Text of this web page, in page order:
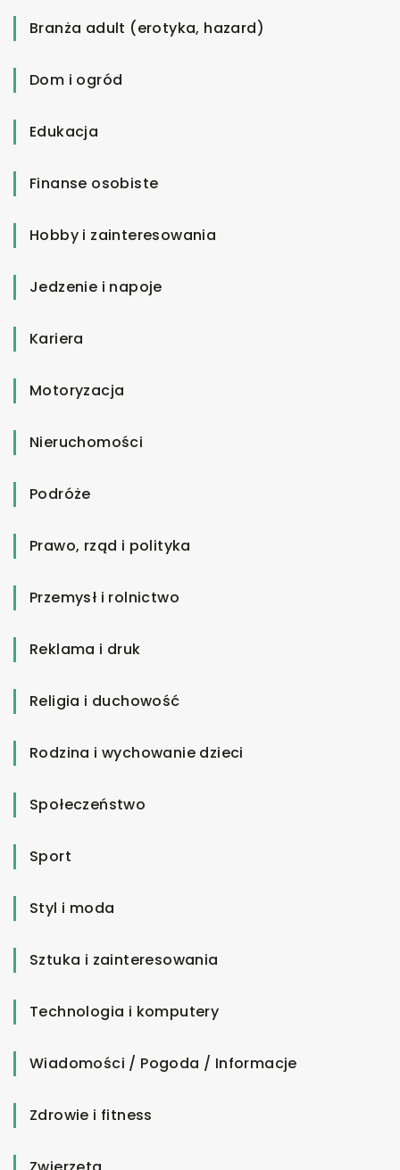
Branża adult (erotyka, hazard)
Dom i ogród
Edukacja
Finanse osobiste
Hobby i zainteresowania
Jedzenie i napoje
Kariera
Motoryzacja
Nieruchomości
Podróże
Prawo, rząd i polityka
Przemysł i rolnictwo
Reklama i druk
Religia i duchowość
Rodzina i wychowanie dzieci
Społeczeństwo
Sport
Styl i moda
Sztuka i zainteresowania
Technologia i komputery
Wiadomości / Pogoda / Informacje
Zdrowie i fitness